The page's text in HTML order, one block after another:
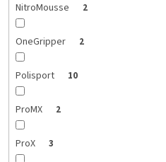
NitroMousse 2
OneGripper 2
Polisport 10
ProMX 2
ProX 3